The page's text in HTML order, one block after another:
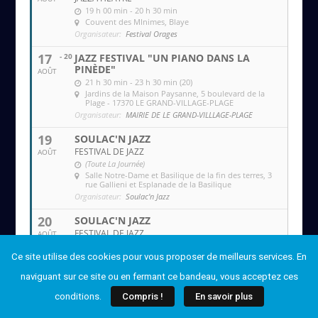
19 h 00 min - 20 h 30 min
Couvent des MInimes, Blaye
Organisateur: Festival Orages
17
AOÛT
- 20 JAZZ FESTIVAL "UN PIANO DANS LA
PINÈDE"
21 h 30 min - 23 h 30 min (20)
Jardins de la Maison Paysanne, 5 boulevard de la
Plage - 17370 LE GRAND-VILLAGE-PLAGE
Organisateur: MAIRIE DE LE GRAND-VILLLAGE-PLAGE
19
AOÛT
SOULAC'N JAZZ
FESTIVAL DE JAZZ
(Toute La Journée)
Salle Notre-Dame et Basilique de la fin des terres, 3
rue Gallieni et Esplanade de la Basilique
Organisateur: Soulac'n Jazz
20
AOÛT
SOULAC'N JAZZ
FESTIVAL DE JAZZ
Salle Notre-Dame et Basilique de la fin des terres, 3
Organisateur: Soulac'n Jazz
Ce site utilise des cookies pour vous proposer de meilleurs services. En
naviguant sur ce site ou en fermant ce bandeau, vous acceptez ces
conditions.
Compris ! En savoir plus